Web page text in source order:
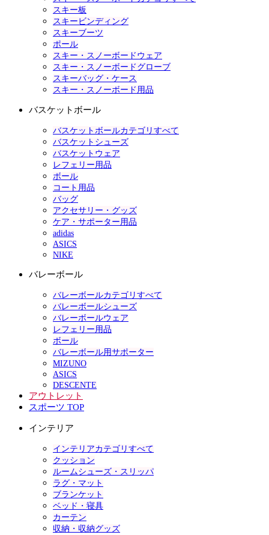
スキー板
スキービンディング
スキーブーツ
ポール
スキー・スノーボードウェア
スキー・スノーボードグローブ
スキーバッグ・ケース
スキー・スノーボード用品
バスケットボール
バスケットボールカテゴリすべて
バスケットシューズ
バスケットウェア
レフェリー用品
ボール
コート用品
バッグ
アクセサリー・グッズ
ケア・サポーター用品
adidas
ASICS
NIKE
バレーボール
バレーボールカテゴリすべて
バレーボールシューズ
バレーボールウェア
レフェリー用品
ボール
バレーボール用サポーター
MIZUNO
ASICS
DESCENTE
アウトレット
スポーツ TOP
インテリア
インテリアカテゴリすべて
クッション
ルームシューズ・スリッパ
ラグ・マット
ブランケット
ベッド・寝具
カーテン
収納・収納グッズ